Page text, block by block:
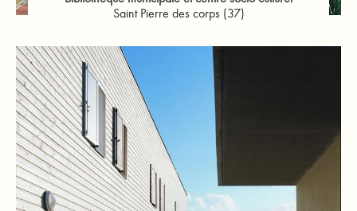
Saint Pierre des corps (37)